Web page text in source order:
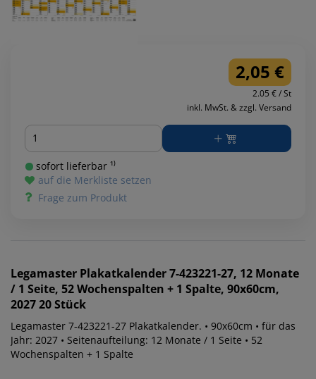
2,05 €
2.05 € / St
inkl. MwSt. & zzgl. Versand
Menge
sofort lieferbar ¹⁾
auf die Merkliste setzen
Frage zum Produkt
Legamaster Plakatkalender 7-423221-27, 12 Monate
/ 1 Seite, 52 Wochenspalten + 1 Spalte, 90x60cm,
2027 20 Stück
Legamaster 7-423221-27 Plakatkalender. • 90x60cm • für das
Jahr: 2027 • Seitenaufteilung: 12 Monate / 1 Seite • 52
Wochenspalten + 1 Spalte